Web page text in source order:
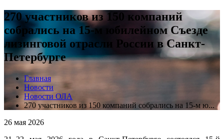
270 участников из 150 компаний
собрались на 15-м юбилейном Съезде
лизинговой отрасли России в Санкт-
Петербурге
Главная
Новости
Новости ОЛА
270 участников из 150 компаний собрались на 15-м ю...
26 мая 2026